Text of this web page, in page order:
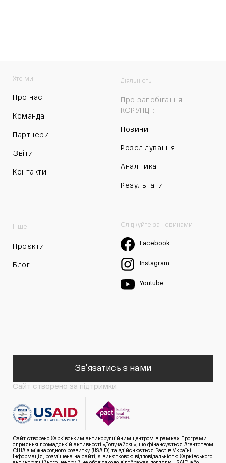
Хто ми
Про нас
Команда
Партнери
Звіти
Контакти
Діяльність
Про запобігання
КОРУПЦІЇ:
Новини
Розслідування
Аналітика
Результати
Інше
Проєкти
Блог
Слідкуйте за новинами
Facebook
Instagram
Youtube
Зв'язатись з нами
Сайт створено за підтримки
Сайт створено Харківським антикорупційним центром в рамках Програми
сприяння громадській активності «Долучайся!», що фінансується Агентством
США з міжнародного розвитку (USAID) та здійснюється Pact в Україні.
Інформація, розміщена на сайті, є винятковою відповідальністю Харківського